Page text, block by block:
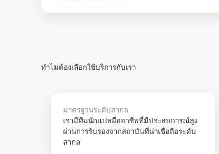
ทำไมต้องเลือกใช้บริการกับเรา
มาตรฐานระดับสากล
เรามีทีมนักแปลมืออาชีพที่มีประสบการณ์สูง
ผ่านการรับรองจากสถาบันที่น่าเชื่อถือระดับ
สากล